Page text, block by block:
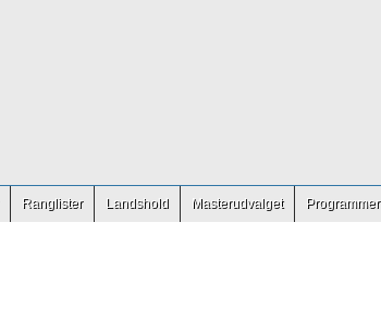
Ranglister Landshold Masterudvalget Programmer